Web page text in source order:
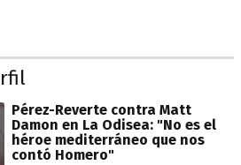
Pérez-Reverte contra Matt
Damon en La Odisea: "No es el
héroe mediterráneo que nos
contó Homero"